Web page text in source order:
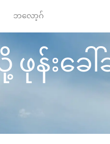
ဘလော့ဂ်
န်းခေ